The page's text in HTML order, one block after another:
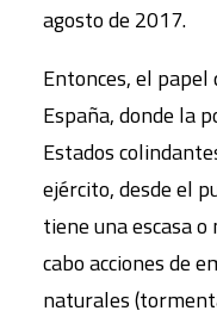
agosto de 2017.
Entonces, el papel
España, donde la
Estados
ejército, desde el
tiene una escasa
cabo acciones de
naturales